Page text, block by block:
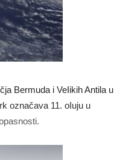
Bermuda i VeIikih Antila u
označava 11. oIuju u